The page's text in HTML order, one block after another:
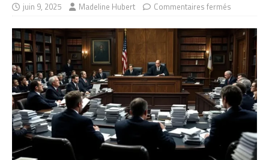
juin 9, 2025 Madeline Hubert Commentaires fermés